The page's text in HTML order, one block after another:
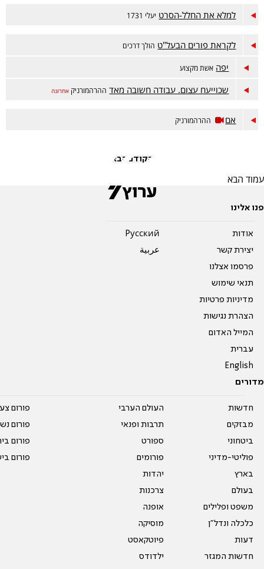
למלא את החלל-הסרט יעלי 1731
לקראת פורים הבעל"ט הולך דרכים
יפה אשת מקצוע
שכוייעח עצום. עבודה חשובה מאד ההרהמורניק אחרונה
אם ההרהמורניק
הקודם הבא
עמוד הבא
פנו אלינו
אודות
יצירת קשר
פרסמו אצלנו
תנאי שימוש
מדיניות פרטיות
הצהרת נגישות
המייל האדום
עברית
English
Pусский
عربية
מדורים
חדשות
מבזקים
ביטחוני
פוליטי-מדיני
בארץ
בעולם
משפט ופלילים
כלכלה ונדל"ן
דעות
חדשות המגזר
העולם הערבי
תרבות ופנאי
ספורט
פורומים
יהדות
צרכנות
אופנה
מוסיקה
פיוטקאסט
ילדודס
פורום
פורום
פורום
פורום